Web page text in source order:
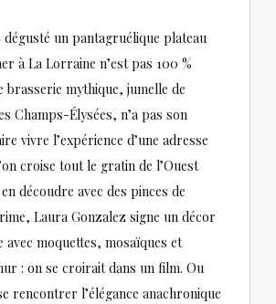
dégusté un pantagruélique plateau
à La Lorraine n’est pas 100 %
brasserie mythique, jumelle de
Champs-Élysées, n’a pas son
vivre l’expérience d’une adresse
croise tout le gratin de l’Ouest
découdre avec des pinces de
Laura Gonzalez signe un décor
moquettes, mosaïques et
: on se croirait dans un film. Ou
rencontrer l’élégance anachronique